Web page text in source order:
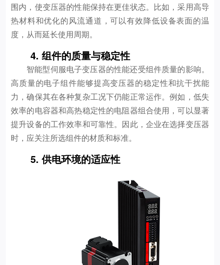
围内，使变压器的性能保持在更佳状态。比如，采用高导
热材料和优化的风流通道，可以有效降低设备表面的温
度，从而延长使用周期。
4. 组件的质量与稳定性
智能型伺服电子变压器的性能还受组件质量的影响。
高质量的电子组件能够提高变压器的稳定性和抗干扰能
力，确保其在各种复杂工况下仍能正常运作。例如，低失
效率的电容器和高热稳定性的电阻器组合使用，可以显著
提升设备的工作效率和可靠性。因此，企业在选择变压器
时，应关注所选组件的材质和标准。
5. 供电环境的适应性